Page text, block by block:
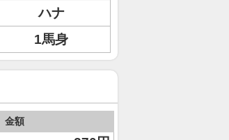
ハナ
1馬身
金額